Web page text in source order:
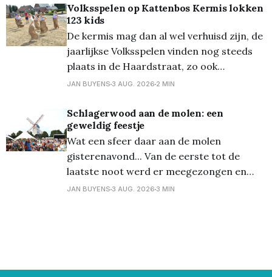
vertrekken aan een speciale halte bij het
festivalterrein in Kiewit na afloop van de
festivaldag: Nacht van
Volksspelen op Kattenbos Kermis lokken
123 kids
De kermis mag dan al wel verhuisd zijn, de
jaarlijkse Volksspelen vinden nog steeds
plaats in de Haardstraat, zo ook
vanmiddag. Onder een loden zon kwamen
opdagen voor deze jaarlijkse leuke
traditie. Van zaklopen tot paalklimmen en
véél meer, de pret kon niet
JAN BUYENS 3 AUG. 2026 2 MIN
Schlagerwood aan de molen: een
geweldig feestje
Wat een sfeer daar aan de molen
gisterenavond... Van de eerste tot de
laatste noot werd er meegezongen en
gedanst, een zeer enthousiast publiek dus,
JAN BUYENS 3 AUG. 2026 3 MIN